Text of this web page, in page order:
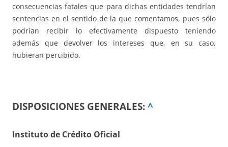
consecuencias fatales que para dichas entidades tendrían
sentencias en el sentido de la que comentamos, pues sólo
podrían recibir lo efectivamente dispuesto teniendo
además que devolver los intereses que, en su caso,
hubieran percibido.
DISPOSICIONES GENERALES: ^
Instituto de Crédito Oficial